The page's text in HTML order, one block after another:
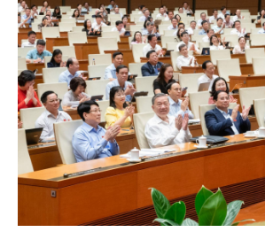
trưởng của tỉnh đến năm 2030, tầm
2045.